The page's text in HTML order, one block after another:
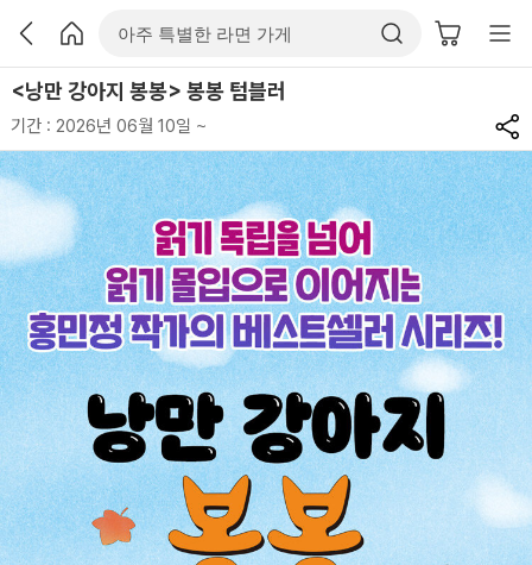
<낭만 강아지 봉봉> 봉봉 텀블러
기간 : 2026년 06월 10일 ~